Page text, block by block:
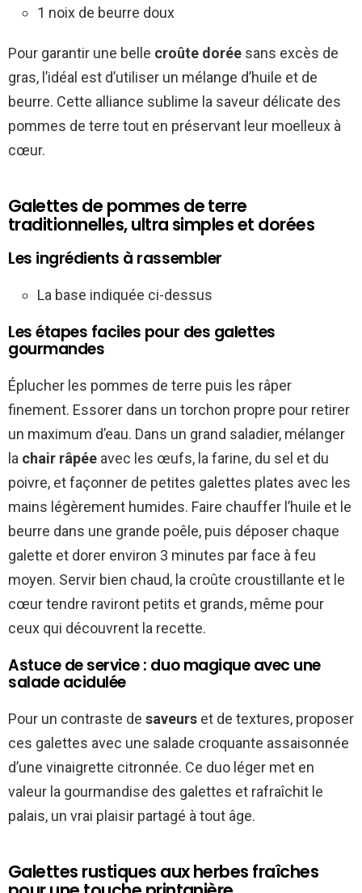
1 noix de beurre doux
Pour garantir une belle croûte dorée sans excès de
gras, l’idéal est d’utiliser un mélange d’huile et de
beurre. Cette alliance sublime la saveur délicate des
pommes de terre tout en préservant leur moelleux à
cœur.
Galettes de pommes de terre
traditionnelles, ultra simples et dorées
Les ingrédients à rassembler
La base indiquée ci-dessus
Les étapes faciles pour des galettes
gourmandes
Éplucher les pommes de terre puis les râper
finement. Essorer dans un torchon propre pour retirer
un maximum d’eau. Dans un grand saladier, mélanger
la chair râpée avec les œufs, la farine, du sel et du
poivre, et façonner de petites galettes plates avec les
mains légèrement humides. Faire chauffer l’huile et le
beurre dans une grande poêle, puis déposer chaque
galette et dorer environ 3 minutes par face à feu
moyen. Servir bien chaud, la croûte croustillante et le
cœur tendre raviront petits et grands, même pour
ceux qui découvrent la recette.
Astuce de service : duo magique avec une
salade acidulée
Pour un contraste de saveurs et de textures, proposer
ces galettes avec une salade croquante assaisonnée
d’une vinaigrette citronnée. Ce duo léger met en
valeur la gourmandise des galettes et rafraîchit le
palais, un vrai plaisir partagé à tout âge.
Galettes rustiques aux herbes fraîches